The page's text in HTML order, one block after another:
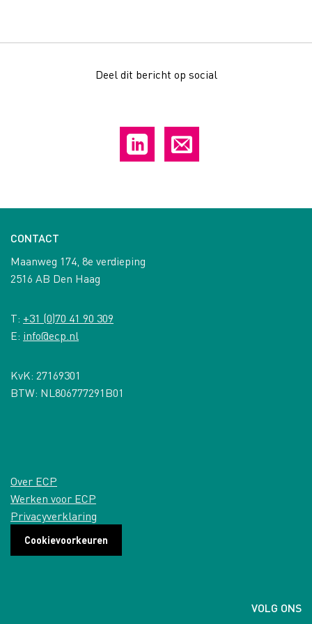
Deel dit bericht op social
CONTACT
Maanweg 174, 8e verdieping
2516 AB Den Haag
T: +31 (0)70 41 90 309
E: info@ecp.nl
KvK: 27169301
BTW: NL806777291B01
Over ECP
Werken voor ECP
Privacyverklaring
Cookievoorkeuren
VOLG ONS